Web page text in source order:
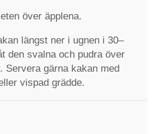
över äpplena.
längst ner i ugnen i 30–
den svalna och pudra över
Servera gärna kakan med
vispad grädde.